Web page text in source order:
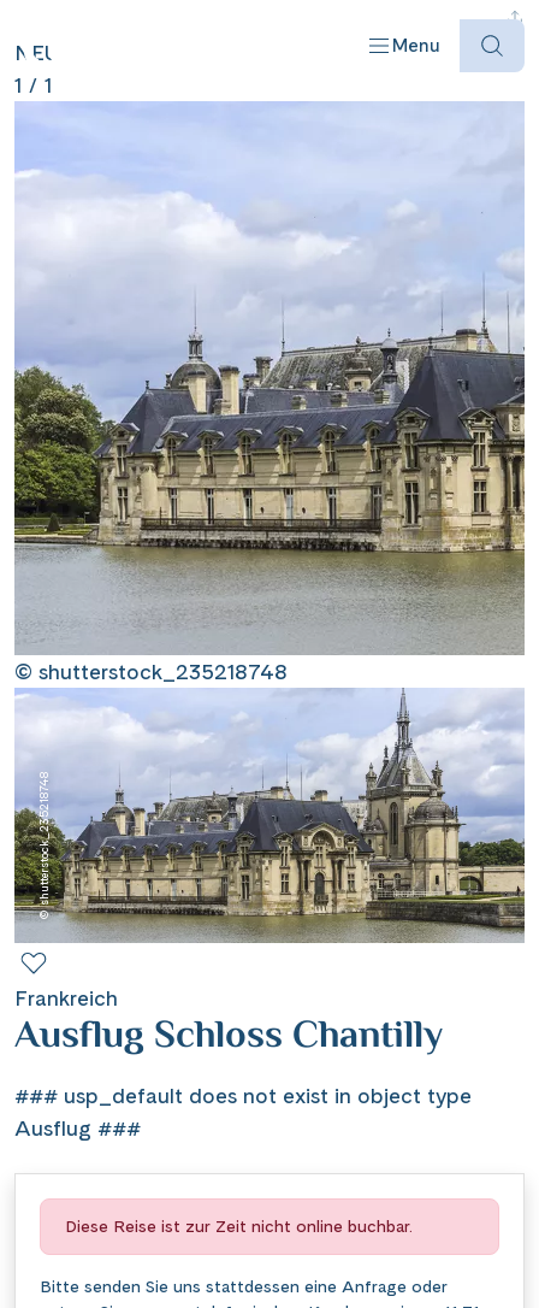
Menu
Offres
Bateaux
Informations
Contact
Mentions légales
Contact professionnel
Hotline +41 71 552 40 30 CH|DE
NEU
1 / 1
© shutterstock_235218748
© shutterstock_235218748
Frankreich
Ausflug Schloss Chantilly
### usp_default does not exist in object type
Ausflug ###
Diese Reise ist zur Zeit nicht online buchbar.
Bitte senden Sie uns stattdessen eine Anfrage oder